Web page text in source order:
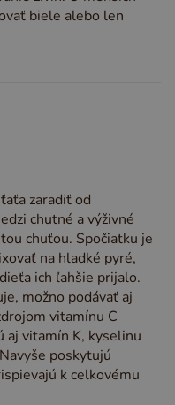
biele alebo len
zaradiť od
chutné a výživné
chuťou. Spočiatku je
na hladké pyré,
ich ľahšie prijalo.
možno podávať aj
vitamínu C
aj vitamín K, kyselinu
poskytujú
k celkovému